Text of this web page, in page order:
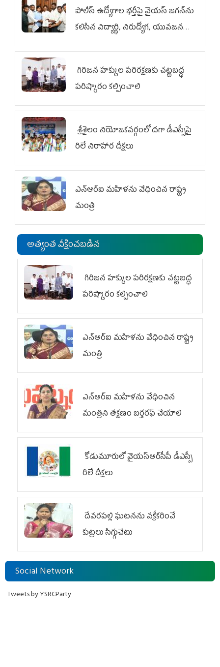
పోలీస్ ఉద్యోగాల భర్తీపై వైయస్ జగన్‌ను
కలిసిన విద్యార్థి, నిరుద్యోగ, యువజన
జేఏసీ
గిరిజన హక్కుల పరిరక్షణకు చట్టబద్ధ
పరిష్కారం కల్పించాలి
శ్రీశైలం నియోజకవర్గంలో దగా డీఎస్సీపై
రిలే నిరాహార దీక్షలు
ఎన్‌ఆర్‌ఐ మహిళను వేధించిన రాష్ట్ర
మంత్రి
అత్యంత వీక్షించబడిన
గిరిజన హక్కుల పరిరక్షణకు చట్టబద్ధ
పరిష్కారం కల్పించాలి
ఎన్‌ఆర్‌ఐ మహిళను వేధించిన రాష్ట్ర
మంత్రి
ఎన్ఆర్ఐ మహిళను వేధించిన
మంత్రిని త‌క్ష‌ణం బ‌ర్త‌ర‌ఫ్ చేయాలి
కోడుమూరులో వైయ‌స్ఆర్‌సీపీ డీఎస్సీ
రిలే దీక్షలు
దేవరపల్లి ఘటనను వక్రీకరించే
కుట్రలు సిగ్గుచేటు
Social Network
Tweets by YSRCParty